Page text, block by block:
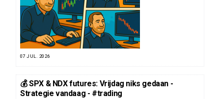
07 JUL. 2026
💰 SPX & NDX futures: Vrijdag niks gedaan -
Strategie vandaag - #trading